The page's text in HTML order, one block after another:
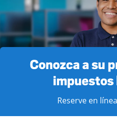
Conozca a su
impuestos
Reserve en